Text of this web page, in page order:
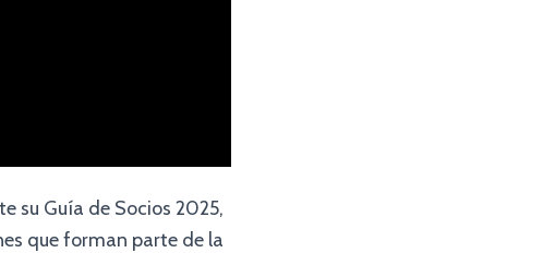
su Guía de Socios 2025,
que forman parte de la